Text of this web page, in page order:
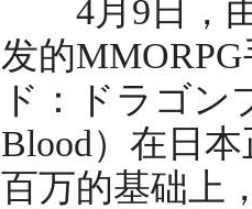
4月9日，由
发的
ド：ドラゴン
Blood）在日
百万的基础上